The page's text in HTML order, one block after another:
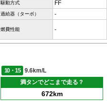
駆動方式 FF
過給器（ターボ） -
燃費性能 -
10・15
9.6km/L
満タンでどこまで走る？
672km